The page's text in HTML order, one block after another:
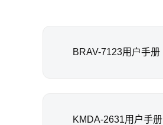
BRAV-7123用户手册
KMDA-2631用户手册